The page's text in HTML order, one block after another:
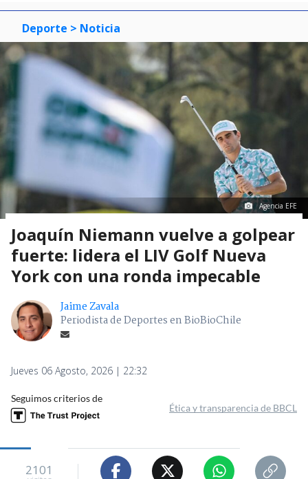
Deporte > Noticia
Agencia EFE
Joaquín Niemann vuelve a golpear
fuerte: lidera el LIV Golf Nueva
York con una ronda impecable
Jaime Zavala
Periodista de Deportes en BioBioChile
Jueves 06 Agosto, 2026 | 22:32
Seguimos criterios de
Ética y transparencia de BBCL
2101